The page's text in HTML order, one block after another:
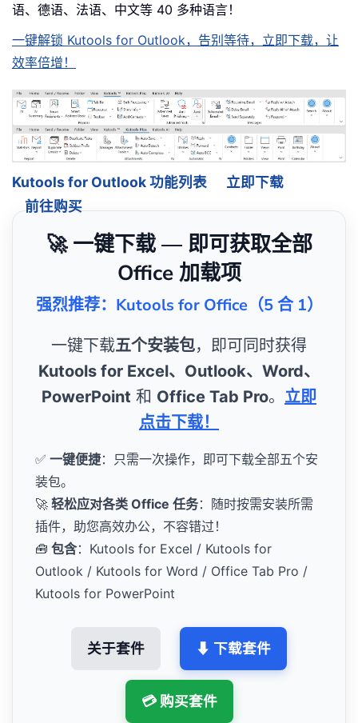
语、德语、法语、中文等 40 多种语言！
一键解锁 Kutools for Outlook，告别等待，立即下载，让
效率倍增！
Kutools for Outlook 功能列表
立即下载
前往购买
🚀 一键下载 — 即可获取全部
Office 加载项
强烈推荐：Kutools for Office（5 合 1）
一键下载五个安装包，即可同时获得
Kutools for Excel、Outlook、Word、
PowerPoint 和 Office Tab Pro。 立即
点击下载！
✅ 一键便捷：只需一次操作，即可下载全部五个安
装包。
🚀 轻松应对各类 Office 任务：随时按需安装所需
插件，助您高效办公，不容错过！
🧰 包含：Kutools for Excel / Kutools for
Outlook / Kutools for Word / Office Tab Pro /
Kutools for PowerPoint
关于套件 ⬇ 下载套件
💳 购买套件